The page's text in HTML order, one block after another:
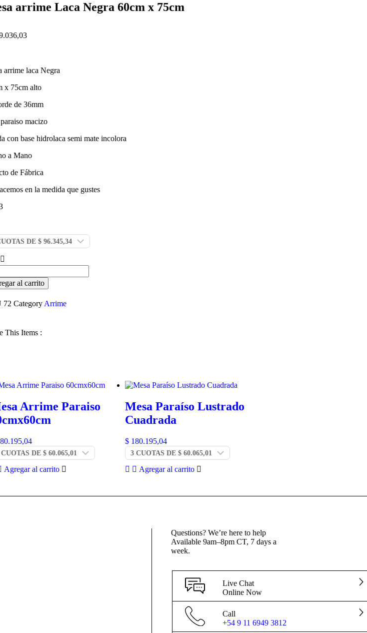
arrime Laca Negra 60cm x 75cm
arrime laca Negra
x 75cm alto
de 36mm
macizo
con base hidrolaca semi mate incolora
a Mano
de Fábrica
en la medida que gustes
al carrito
72 Category Arrime
This Items :
Arrime Paraiso
Agregar al carrito
Mesa Paraíso Lustrado
Cuadrada
$ 180.195,04
Agregar al carrito
Questions? We’re here to help
Available 9am–8pm CT, 7 days a
week.
Live Chat
Online Now
Call
+54 9 11 6949 3812